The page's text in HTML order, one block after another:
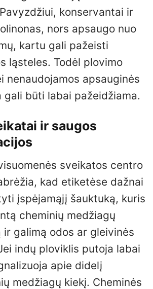
konservantai ir
nors apsaugo nuo
kartu gali pažeisti
ląsteles. Todėl plovimo
nenaudojamos apsauginės
gali būti labai pažeidžiama.
ir saugos
sveikatos centro
kad etiketėse dažnai
įspėjamąjį šauktuką, kuris
cheminių medžiagų
galimą odos ar gleivinės
indų ploviklis putoja labai
apie didelį
medžiagų kiekį. Cheminės